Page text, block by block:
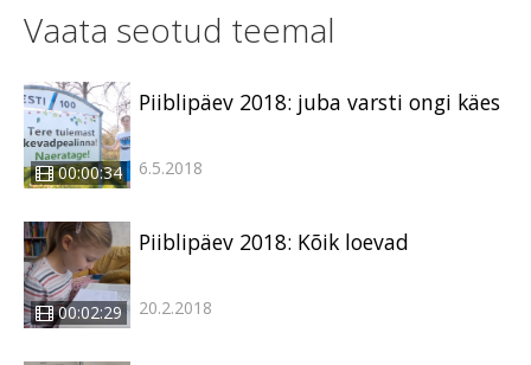
Vaata seotud teemal
00:00:34
Piiblipäev 2018: juba varsti ongi käes
6.5.2018
00:02:29
Piiblipäev 2018: Kõik loevad
20.2.2018